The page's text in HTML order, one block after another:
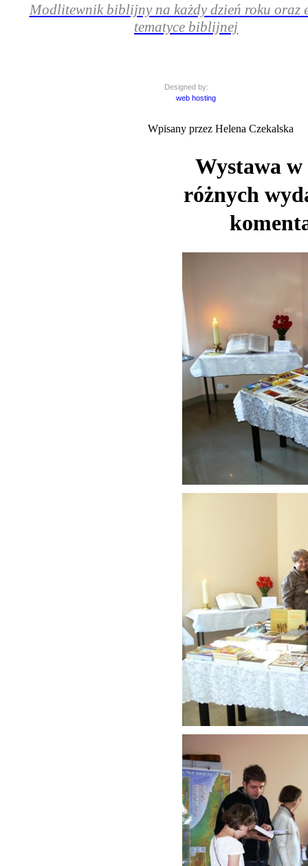
Modlitewnik biblijny na każdy dzień roku oraz
tematyce biblijnej
Designed by:
web hosting
Wpisany przez Helena Czekalska
Wystawa w
różnych